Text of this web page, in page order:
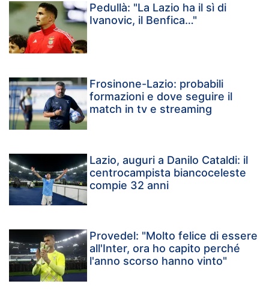
Pedullà: "La Lazio ha il sì di
Ivanovic, il Benfica…"
Frosinone-Lazio: probabili
formazioni e dove seguire il
match in tv e streaming
Lazio, auguri a Danilo Cataldi: il
centrocampista biancoceleste
compie 32 anni
Provedel: "Molto felice di essere
all'Inter, ora ho capito perché
l'anno scorso hanno vinto"